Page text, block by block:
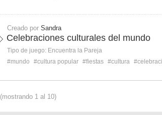
Creado por Sandra
Celebraciones culturales del mundo
Tipo de juego: Encuentra la Pareja
#mundo
#cultura popular #fiestas #cultura
(mostrando 1 al 10)